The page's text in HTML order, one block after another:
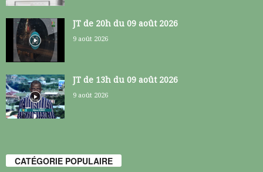
JT de 20h du 09 août 2026
9 août 2026
JT de 13h du 09 août 2026
9 août 2026
CATÉGORIE POPULAIRE